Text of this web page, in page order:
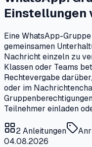
Einstellungen
Eine WhatsApp-
gemeinsamen
Nachricht einzeln zu
Klassen oder Teams
Rechtevergabe
oder im
Teilnehmer einladen
2Anleitungen
04.08.2026